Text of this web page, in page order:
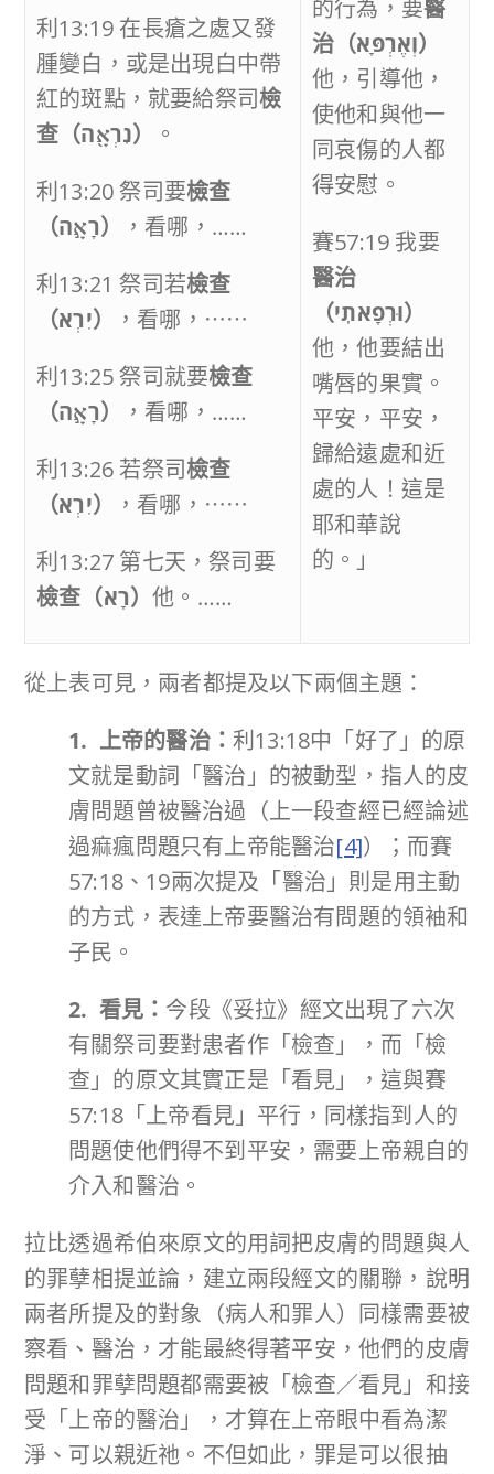
利13:19 在長瘡之處又發
腫變白，或是出現白中帶
紅的斑點，就要給祭司檢
查（נִרְאָ֖ה）
。
利13:20 祭司要檢查
（רָאָ֣ה）
，看哪，……
利13:21 祭司若檢查
（יִרְא）
，看哪，⋯⋯
利13:25 祭司就要檢查
（רָאָ֣ה）
，看哪，……
利13:26 若祭司檢查
（יִרְא）
，看哪，⋯⋯
利13:27 第七天，祭司要
檢查（רָא）他。……
的行為，要醫
治（וְאֶרְפָּא）
他，引導他，
使他和與他一
同哀傷的人都
得安慰。
賽57:19 我要
醫治
（וּרְפָאתִֽי）
他，他要結出
嘴唇的果實。
平安，平安，
歸給遠處和近
處的人！這是
耶和華說
的。」
從上表可見，兩者都提及以下兩個主題：
1. 上帝的醫治： 利13:18中「好了」的原
文就是動詞「醫治」的被動型，指人的皮
膚問題曾被醫治過（上一段查經已經論述
過痲瘋問題只有上帝能醫治[4]）；而賽
57:18、19兩次提及「醫治」則是用主動
的方式，表達上帝要醫治有問題的領袖和
子民。
2. 看見： 今段《妥拉》經文出現了六次
有關祭司要對患者作「檢查」，而「檢
查」的原文其實正是「看見」，這與賽
57:18「上帝看見」平行，同樣指到人的
問題使他們得不到平安，需要上帝親自的
介入和醫治。
拉比透過希伯來原文的用詞把皮膚的問題與人
的罪孽相提並論，建立兩段經文的關聯，說明
兩者所提及的對象（病人和罪人）同樣需要被
察看、醫治，才能最終得著平安，他們的皮膚
問題和罪孽問題都需要被「檢查／看見」和接
受「上帝的醫治」，才算在上帝眼中看為潔
淨、可以親近祂。不但如此，罪是可以很抽